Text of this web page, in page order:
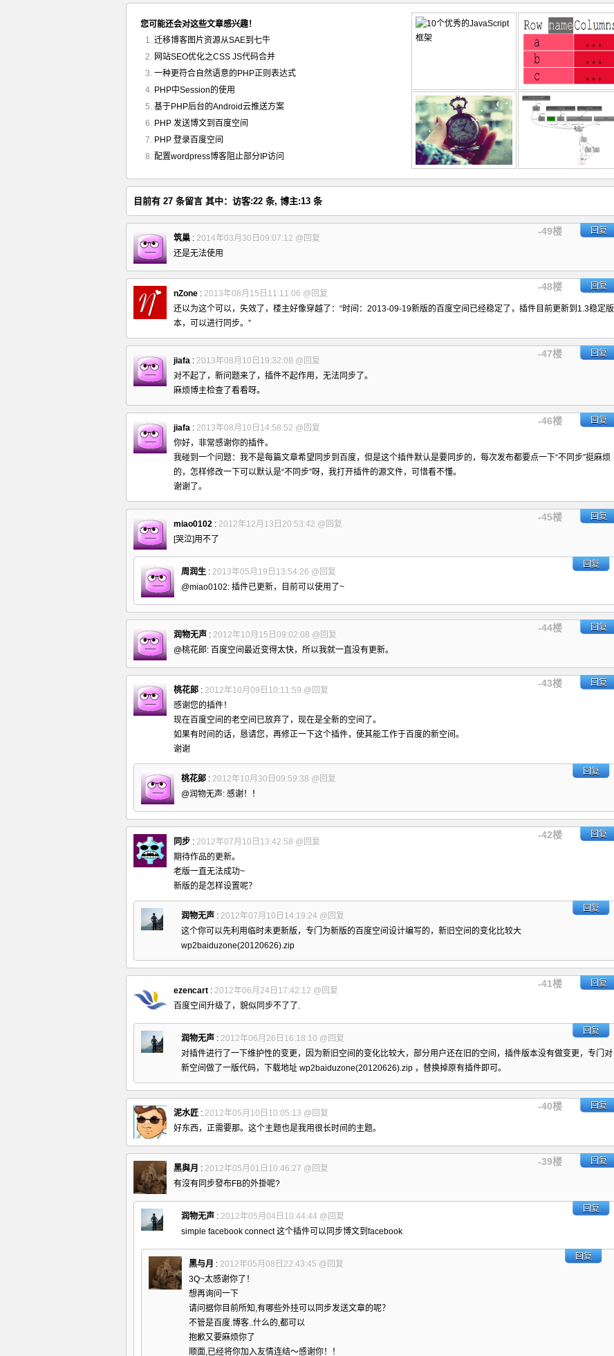
您可能还会对这些文章感兴趣！
迁移博客图片资源从SAE到七牛
网站SEO优化之CSS JS代码合并
一种更符合自然语意的PHP正则表达式
PHP中Session的使用
基于PHP后台的Android云推送方案
PHP 发送博文到百度空间
PHP 登录百度空间
配置wordpress博客阻止部分IP访问
目前有 27 条留言 其中：访客:22 条, 博主:13 条
筑巢 : 2014年03月30日09:07:12
-49楼
@回复
回复
还是无法使用
nZone : 2013年08月15日11:11:06
-48楼
@回复
回复
还以为这个可以，失效了，楼主好像穿越了：“时间：2013-09-19新版的百度空间已经稳定了，插件目前更新到1.3稳定版
本，可以进行同步。”
jiafa : 2013年08月10日19:32:08
-47楼
@回复
回复
对不起了，新问题来了，插件不起作用，无法同步了。
麻烦博主检查了看看呀。
jiafa : 2013年08月10日14:58:52
-46楼
@回复
回复
你好，非常感谢你的插件。
我碰到一个问题：我不是每篇文章希望同步到百度，但是这个插件默认是要同步的，每次发布都要点一下“不同步”挺麻烦
的，怎样修改一下可以默认是“不同步”呀，我打开插件的源文件，可惜看不懂。
谢谢了。
miao0102 : 2012年12月13日20:53:42
-45楼
@回复
回复
[哭泣]用不了
周润生 : 2013年05月19日13:54:26 @回复
回复
@miao0102: 插件已更新，目前可以使用了~
润物无声 : 2012年10月15日09:02:08
-44楼
@回复
回复
@桃花郞: 百度空间最近变得太快，所以我就一直没有更新。
桃花郞 : 2012年10月09日10:11:59
-43楼
@回复
回复
感谢您的插件！
现在百度空间的老空间已放弃了，现在是全新的空间了。
如果有时间的话，恳请您，再修正一下这个插件，使其能工作于百度的新空间。
谢谢
桃花郞 : 2012年10月30日09:59:38 @回复
回复
@润物无声: 感谢！！
同步 : 2012年07月10日13:42:58
-42楼
@回复
回复
期待作品的更新。
老版一直无法成功~
新版的是怎样设置呢？
润物无声 : 2012年07月10日14:19:24 @回复
回复
这个你可以先利用临时未更新版，专门为新版的百度空间设计编写的，新旧空间的变化比较大
wp2baiduzone(20120626).zip
ezencart : 2012年06月24日17:42:12
-41楼
@回复
回复
百度空间升级了，貌似同步不了了.
润物无声 : 2012年06月26日16:18:10 @回复
回复
对插件进行了一下维护性的变更，因为新旧空间的变化比较大，部分用户还在旧的空间，插件版本没有做变更，专门对
新空间做了一版代码，下载地址 wp2baiduzone(20120626).zip ，替换掉原有插件即可。
泥水匠 : 2012年05月10日10:05:13
-40楼
@回复
回复
好东西，正需要那。这个主题也是我用很长时间的主题。
黑與月 : 2012年05月01日10:46:27
-39楼
@回复
回复
有沒有同步發布FB的外掛呢?
润物无声 : 2012年05月04日10:44:44 @回复
回复
simple facebook connect这个插件可以同步博文到facebook
黑与月 : 2012年05月08日22:43:45 @回复
回复
3Q~太感谢你了！
想再询问一下
请问据你目前所知,有哪些外挂可以同步发送文章的呢？
不管是百度.博客..什么的,都可以
抱歉又要麻烦你了
顺面,已经将你加入友情连结～感谢你！！